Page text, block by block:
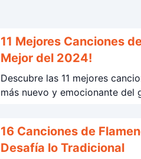
11 Mejores Canciones
Mejor del 2024!
Descubre las 11 mejores
más nuevo y emocionante del
16 Canciones de
Desafía lo Tradicional